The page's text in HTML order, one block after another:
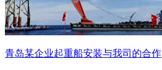
青岛某企业起重船安装与我司的合作